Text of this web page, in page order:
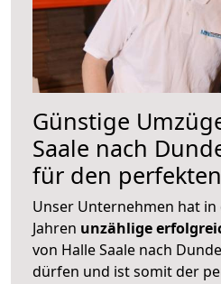
Günstige
Saale nach
für den
Unser Unternehmen hat
Jahren unzählige
von Halle Saale nach
dürfen und ist somit der